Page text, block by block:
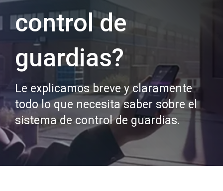
control de
guardias?
Le explicamos breve y claramente
todo lo que necesita saber sobre el
sistema de control de guardias.